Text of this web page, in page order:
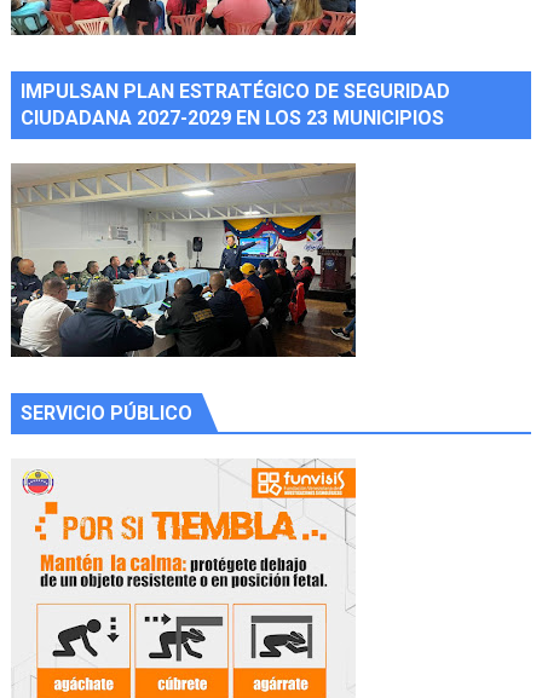
IMPULSAN PLAN ESTRATÉGICO DE SEGURIDAD
CIUDADANA 2027-2029 EN LOS 23 MUNICIPIOS
SERVICIO PÚBLICO